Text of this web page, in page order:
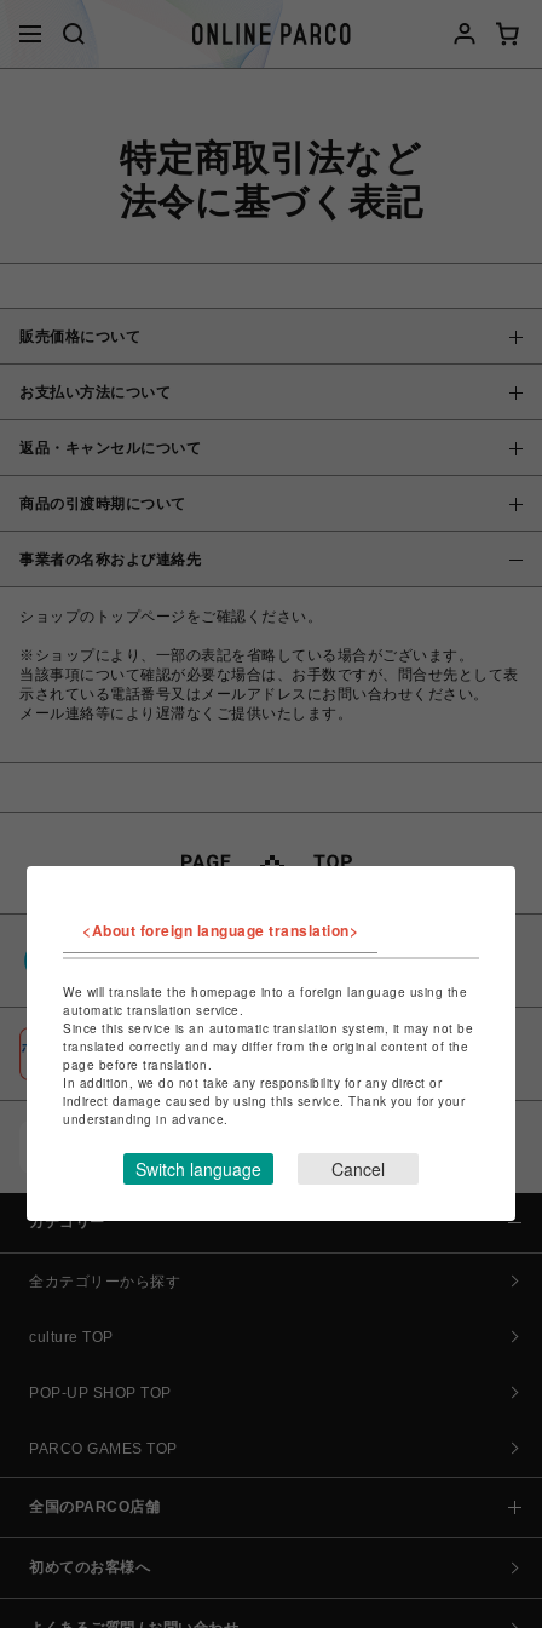
特定商取引法など
法令に基づく表記
販売価格について
お支払い方法について
返品・キャンセルについて
商品の引渡時期について
事業者の名称および連絡先
ショップのトップページをご確認ください。
※ショップにより、一部の表記を省略している場合がございます。
当該事項について確認が必要な場合は、お手数ですが、問合せ先として表
示されている電話番号又はメールアドレスにお問い合わせください。
メール連絡等により遅滞なくご提供いたします。
PARCOポイント
ポケパル払い
初回登録＆お買物で最大1,500円分のPARCOポイント進呈
コイン＆クーポンでPARCOでのお買い物がオトクに
カテゴリー
全カテゴリーから探す
culture TOP
POP-UP SHOP TOP
PARCO GAMES TOP
全国のPARCO店舗
初めてのお客様へ
<About foreign language translation>
We will translate the homepage into a foreign language using the
automatic translation service.
Since this service is an automatic translation system, it may not be
translated correctly and may differ from the original content of the
page before translation.
In addition, we do not take any responsibility for any direct or
indirect damage caused by using this service. Thank you for your
understanding in advance.
Switch language Cancel